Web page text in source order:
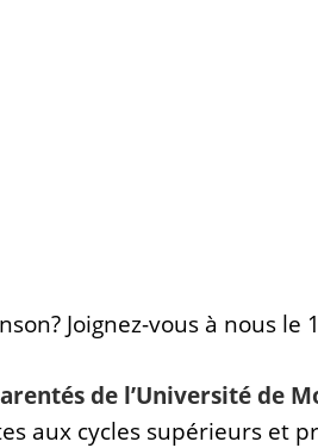
Joignez-vous à nous le
de l’Université de
aux cycles supérieurs et